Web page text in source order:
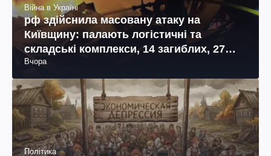
Війна в Україні
рф здійснила масовану атаку на
Київщину: палають логістичні та
складські комплекси, 14 загиблих, 27
поранених (фото, відео)
Вчора
Політика